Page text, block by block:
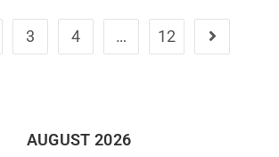
3 4 … 12
AUGUST 2026